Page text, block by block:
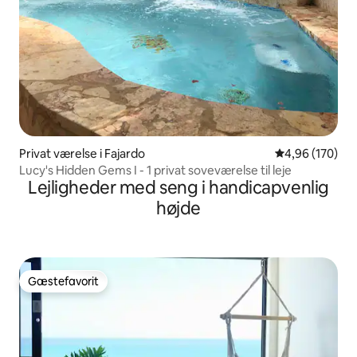
Privat værelse i Fajardo 4,96 ud af 5 i
4,96 (170)
Lucy's Hidden Gems I - 1 privat soveværelse til leje
Lejligheder med seng i handicapvenlig
højde
Gæstefavorit
Gæstefavorit